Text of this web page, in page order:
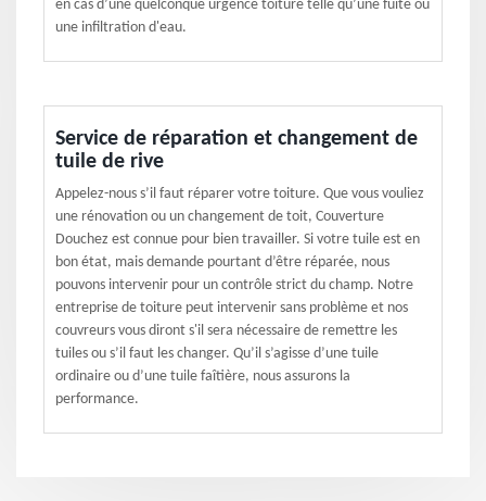
en cas d’une quelconque urgence toiture telle qu’une fuite ou
une infiltration d'eau.
Service de réparation et changement de
tuile de rive
Appelez-nous s’il faut réparer votre toiture. Que vous vouliez
une rénovation ou un changement de toit, Couverture
Douchez est connue pour bien travailler. Si votre tuile est en
bon état, mais demande pourtant d’être réparée, nous
pouvons intervenir pour un contrôle strict du champ. Notre
entreprise de toiture peut intervenir sans problème et nos
couvreurs vous diront s'il sera nécessaire de remettre les
tuiles ou s’il faut les changer. Qu’il s’agisse d’une tuile
ordinaire ou d’une tuile faîtière, nous assurons la
performance.